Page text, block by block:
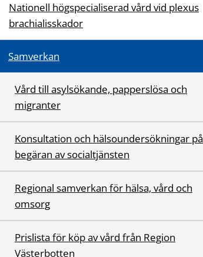
Nationell högspecialiserad vård vid plexus
brachialisskador
Samverkan
Vård till asylsökande, papperslösa och
migranter
Konsultation och hälsoundersökningar på
begäran av socialtjänsten
Regional samverkan för hälsa, vård och
omsorg
Prislista för köp av vård från Region
Västerbotten